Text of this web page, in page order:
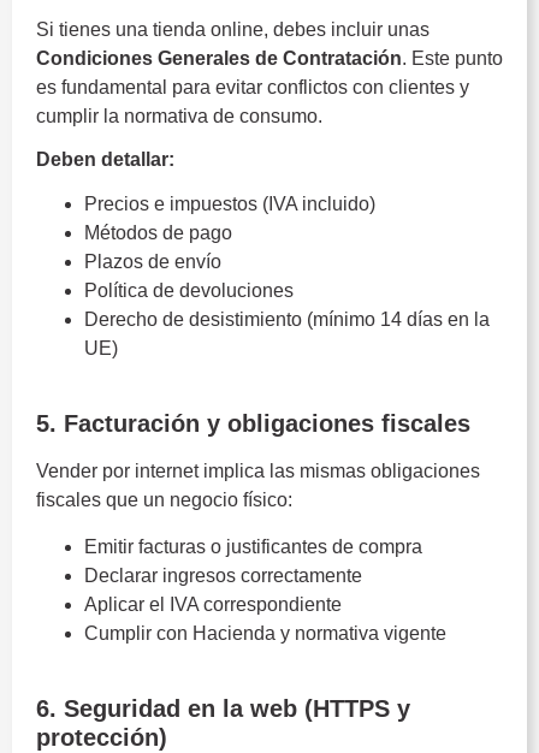
Si tienes una tienda online, debes incluir unas
Condiciones Generales de Contratación. Este punto
es fundamental para evitar conflictos con clientes y
cumplir la normativa de consumo.
Deben detallar:
Precios e impuestos (IVA incluido)
Métodos de pago
Plazos de envío
Política de devoluciones
Derecho de desistimiento (mínimo 14 días en la
UE)
5. Facturación y obligaciones fiscales
Vender por internet implica las mismas obligaciones
fiscales que un negocio físico:
Emitir facturas o justificantes de compra
Declarar ingresos correctamente
Aplicar el IVA correspondiente
Cumplir con Hacienda y normativa vigente
6. Seguridad en la web (HTTPS y
protección)